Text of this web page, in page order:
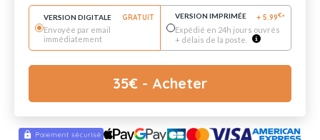
VERSION DIGITALE
GRATUIT
Envoyée par email
immédiatement
VERSION IMPRIMÉE + 5.99€*
Expédié en 24h jours ouvrés
+ délais de la poste.
35€- Acheter